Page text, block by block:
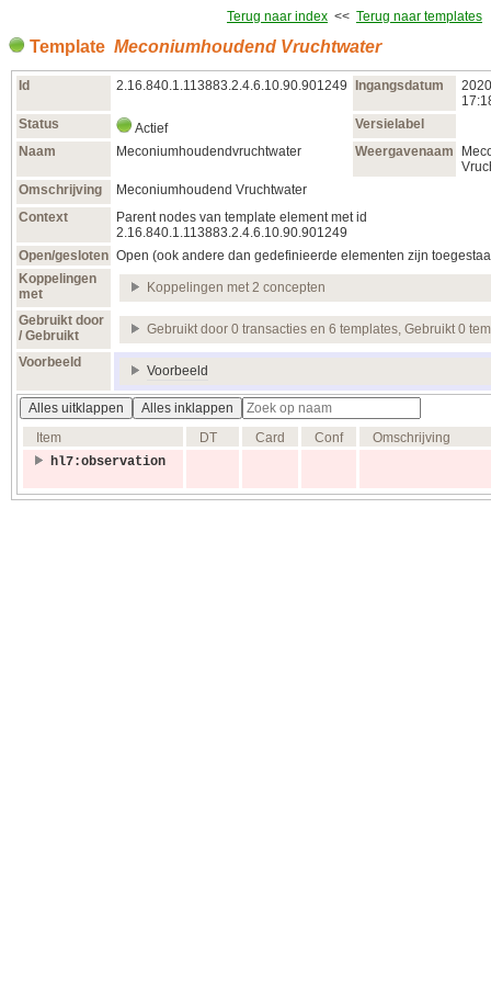
Terug naar index << Terug naar templates
Template Meconiumhoudend Vruchtwater
Id 2.16.840.1.113883.2.4.6.10.90.901249 Ingangsdatum
Status
Actief
Versielabel
Naam
Meconiumhoudendvruchtwater Weergavenaam
Omschrijving
Meconiumhoudend Vruchtwater
Context
Parent nodes van template element met id
2.16.840.1.113883.2.4.6.10.90.901249
Open/gesloten Open (ook andere dan gedefinieerde elementen zijn
Koppelingen
met
Koppelingen met 2 concepten
Gebruikt door
/ Gebruikt
Gebruikt door 0 transacties en 6 templates, Gebruikt 0
Voorbeeld
Voorbeeld
Alles uitklappen
Alles inklappen
Item
DT Card Conf
Omschrijving
hl7:observation